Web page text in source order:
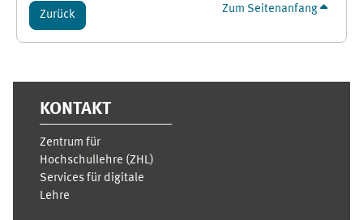
Zurück Zum Seitenanfang
KONTAKT
Zentrum für
Hochschullehre (ZHL)
Services für digitale
Lehre